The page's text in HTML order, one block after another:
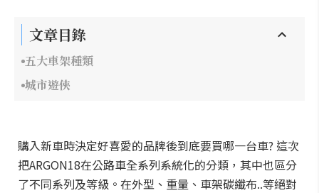
文章目錄
五大車架種類
城市遊俠
購入新車時決定好喜愛的品牌後到底要買哪一台車? 這次
把ARGON18在公路車全系列系統化的分類，其中也區分
了不同系列及等級。在外型、重量、車架碳纖布..等絕對